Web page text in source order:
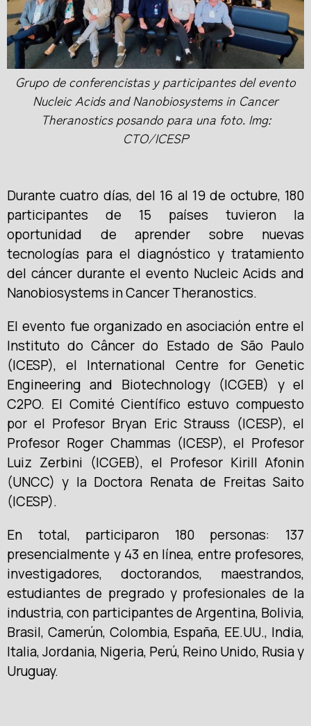
Grupo de conferencistas y participantes del evento
Nucleic Acids and Nanobiosystems in Cancer
Theranostics posando para una foto. Img:
CTO/ICESP
Durante cuatro días, del 16 al 19 de octubre, 180
participantes de 15 países tuvieron la
oportunidad de aprender sobre nuevas
tecnologías para el diagnóstico y tratamiento
del cáncer durante el evento Nucleic Acids and
Nanobiosystems in Cancer Theranostics.
El evento fue organizado en asociación entre el
Instituto do Câncer do Estado de São Paulo
(ICESP), el International Centre for Genetic
Engineering and Biotechnology (ICGEB) y el
C2PO. El Comité Científico estuvo compuesto
por el Profesor Bryan Eric Strauss (ICESP), el
Profesor Roger Chammas (ICESP), el Profesor
Luiz Zerbini (ICGEB), el Profesor Kirill Afonin
(UNCC) y la Doctora Renata de Freitas Saito
(ICESP).
En total, participaron 180 personas: 137
presencialmente y 43 en línea, entre profesores,
investigadores, doctorandos, maestrandos,
estudiantes de pregrado y profesionales de la
industria, con participantes de Argentina, Bolivia,
Brasil, Camerún, Colombia, España, EE.UU., India,
Italia, Jordania, Nigeria, Perú, Reino Unido, Rusia y
Uruguay.